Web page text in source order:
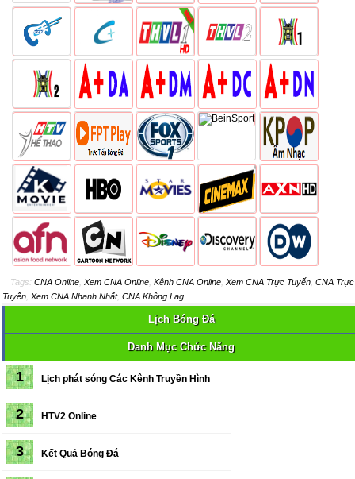
Tags: CNA Online Xem CNA Online Kênh CNA Online Xem CNA Trực Tuyến CNA Trực
Tuyến Xem CNA Nhanh Nhất, CNA Không Lag
Lịch Bóng Đá
Danh Mục Chức Năng
1 Lịch phát sóng Các Kênh Truyền Hình
2 HTV2 Online
3 Kết Quả Bóng Đá